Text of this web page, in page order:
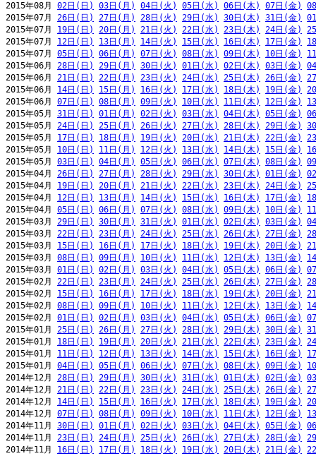
2015年08月 02日(日) 03日(月) 04日(火) 05日(水) 06日(木) 07日(金)
2015年07月 26日(日) 27日(月) 28日(火) 29日(水) 30日(木) 31日(金)
2015年07月 19日(日) 20日(月) 21日(火) 22日(水) 23日(木) 24日(金)
2015年07月 12日(日) 13日(月) 14日(火) 15日(水) 16日(木) 17日(金)
2015年07月 05日(日) 06日(月) 07日(火) 08日(水) 09日(木) 10日(金)
2015年06月 28日(日) 29日(月) 30日(火) 01日(水) 02日(木) 03日(金)
2015年06月 21日(日) 22日(月) 23日(火) 24日(水) 25日(木) 26日(金)
2015年06月 14日(日) 15日(月) 16日(火) 17日(水) 18日(木) 19日(金)
2015年06月 07日(日) 08日(月) 09日(火) 10日(水) 11日(木) 12日(金)
2015年05月 31日(日) 01日(月) 02日(火) 03日(水) 04日(木) 05日(金)
2015年05月 24日(日) 25日(月) 26日(火) 27日(水) 28日(木) 29日(金)
2015年05月 17日(日) 18日(月) 19日(火) 20日(水) 21日(木) 22日(金)
2015年05月 10日(日) 11日(月) 12日(火) 13日(水) 14日(木) 15日(金)
2015年05月 03日(日) 04日(月) 05日(火) 06日(水) 07日(木) 08日(金)
2015年04月 26日(日) 27日(月) 28日(火) 29日(水) 30日(木) 01日(金)
2015年04月 19日(日) 20日(月) 21日(火) 22日(水) 23日(木) 24日(金)
2015年04月 12日(日) 13日(月) 14日(火) 15日(水) 16日(木) 17日(金)
2015年04月 05日(日) 06日(月) 07日(火) 08日(水) 09日(木) 10日(金)
2015年03月 29日(日) 30日(月) 31日(火) 01日(水) 02日(木) 03日(金)
2015年03月 22日(日) 23日(月) 24日(火) 25日(水) 26日(木) 27日(金)
2015年03月 15日(日) 16日(月) 17日(火) 18日(水) 19日(木) 20日(金)
2015年03月 08日(日) 09日(月) 10日(火) 11日(水) 12日(木) 13日(金)
2015年03月 01日(日) 02日(月) 03日(火) 04日(水) 05日(木) 06日(金)
2015年02月 22日(日) 23日(月) 24日(火) 25日(水) 26日(木) 27日(金)
2015年02月 15日(日) 16日(月) 17日(火) 18日(水) 19日(木) 20日(金)
2015年02月 08日(日) 09日(月) 10日(火) 11日(水) 12日(木) 13日(金)
2015年02月 01日(日) 02日(月) 03日(火) 04日(水) 05日(木) 06日(金)
2015年01月 25日(日) 26日(月) 27日(火) 28日(水) 29日(木) 30日(金)
2015年01月 18日(日) 19日(月) 20日(火) 21日(水) 22日(木) 23日(金)
2015年01月 11日(日) 12日(月) 13日(火) 14日(水) 15日(木) 16日(金)
2015年01月 04日(日) 05日(月) 06日(火) 07日(水) 08日(木) 09日(金)
2014年12月 28日(日) 29日(月) 30日(火) 31日(水) 01日(木) 02日(金)
2014年12月 21日(日) 22日(月) 23日(火) 24日(水) 25日(木) 26日(金)
2014年12月 14日(日) 15日(月) 16日(火) 17日(水) 18日(木) 19日(金)
2014年12月 07日(日) 08日(月) 09日(火) 10日(水) 11日(木) 12日(金)
2014年11月 30日(日) 01日(月) 02日(火) 03日(水) 04日(木) 05日(金)
2014年11月 23日(日) 24日(月) 25日(火) 26日(水) 27日(木) 28日(金)
2014年11月 16日(日) 17日(月) 18日(火) 19日(水) 20日(木) 21日(金)